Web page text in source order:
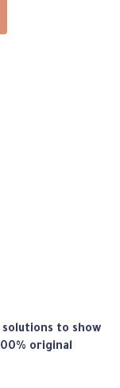
متجر
هبّات
to show
original.